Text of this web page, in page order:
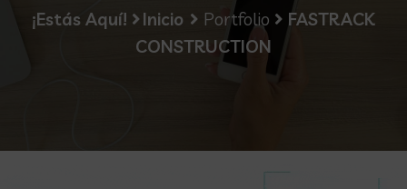
¡Estás Aquí! Inicio Portfolio
FASTRACK
CONSTRUCTION